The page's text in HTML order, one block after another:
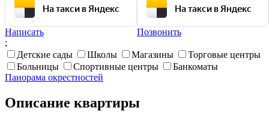
На такси в Яндекс На такси в Яндекс
Написать
Позвонить
;
Детские сады
Школы Магазины
Торговые центры
Больницы
Спортивные центры
Банкоматы
Панорама окрестностей
Описание квартиры